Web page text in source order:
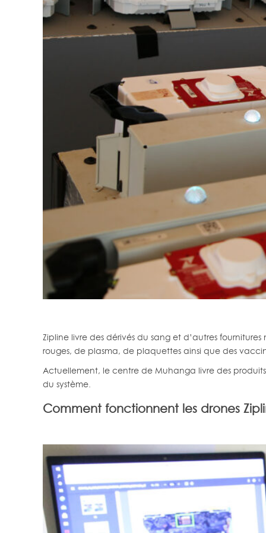
Zipline livre des dérivés du sang et d’autres
rouges, de plasma, de plaquettes ainsi que des
Actuellement, le centre de Muhanga livre des
du système.
Comment fonctionnent les drones